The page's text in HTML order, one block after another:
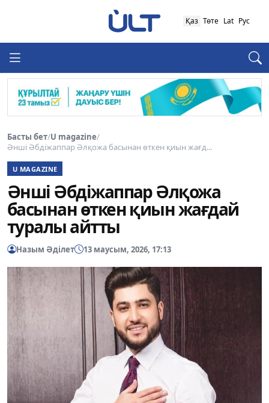
Қаз Төте Lat Рус
Басты бет/U magazine/
Әнші Әбдіжаппар Әлқожа басынан өткен қиын жағд...
U MAGAZINE
Әнші Әбдіжаппар Әлқожа
басынан өткен қиын жағдай
туралы айтты
Назым Әділет 13 маусым, 2026, 17:13